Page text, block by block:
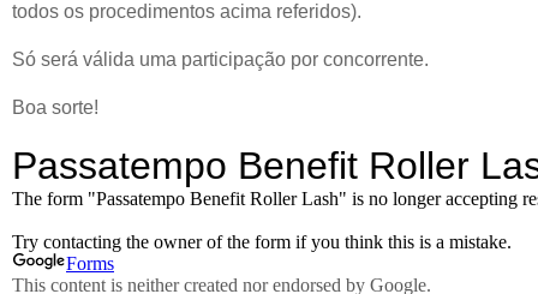
todos os procedimentos acima referidos).
Só será válida uma participação por concorrente.
Boa sorte!